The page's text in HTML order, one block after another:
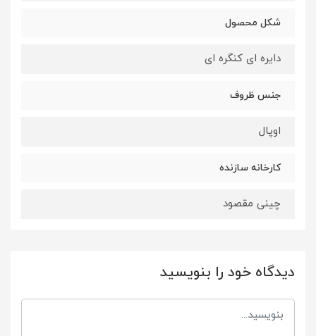
شکل محصول
دایره ای کنگره ای
جنس ظروف
اوپال
کارخانه سازنده
چینی مقصود
دیدگاه خود را بنویسید